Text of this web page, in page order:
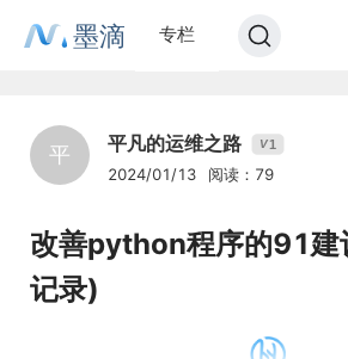
墨滴 专栏
平 平凡的运维之路 V1
2024/01/13 阅读：79
改善python程序的91建
记录)